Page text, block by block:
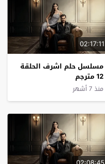
02:17:11
مسلسل حلم اشرف الحلقة
12 مترجم
منذ 7 أشهر